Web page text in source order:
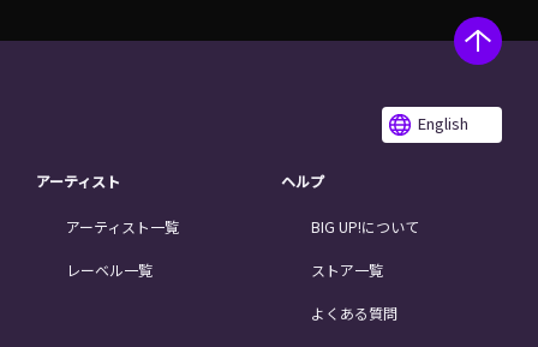
English
アーティスト
アーティスト一覧
レーベル一覧
ヘルプ
BIG UP!について
ストア一覧
よくある質問